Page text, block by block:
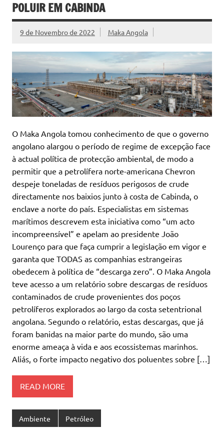
POLUIR EM CABINDA
9 de Novembro de 2022 Maka Angola
O Maka Angola tomou conhecimento de que o governo
angolano alargou o período de regime de excepção face
à actual política de protecção ambiental, de modo a
permitir que a petrolífera norte-americana Chevron
despeje toneladas de resíduos perigosos de crude
directamente nos baixios junto à costa de Cabinda, o
enclave a norte do país. Especialistas em sistemas
marítimos descrevem esta iniciativa como “um acto
incompreensível” e apelam ao presidente João
Lourenço para que faça cumprir a legislação em vigor e
garanta que TODAS as companhias estrangeiras
obedecem à política de “descarga zero”. O Maka Angola
teve acesso a um relatório sobre descargas de resíduos
contaminados de crude provenientes dos poços
petrolíferos explorados ao largo da costa setentrional
angolana. Segundo o relatório, estas descargas, que já
foram banidas na maior parte do mundo, são uma
enorme ameaça à vida e aos ecossistemas marinhos.
Aliás, o forte impacto negativo dos poluentes sobre […]
READ MORE
Ambiente Petróleo